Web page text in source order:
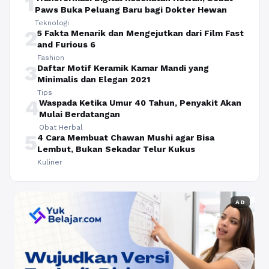
Paws Buka Peluang Baru bagi Dokter Hewan
Teknologi
25 Fakta Menarik dan Mengejutkan dari Film Fast
and Furious 6
Fashion
3Daftar Motif Keramik Kamar Mandi yang
Minimalis dan Elegan 2021
Tips
4Waspada Ketika Umur 40 Tahun, Penyakit Akan
Mulai Berdatangan
Obat Herbal
54 Cara Membuat Chawan Mushi agar Bisa
Lembut, Bukan Sekadar Telur Kukus
Kuliner
AD